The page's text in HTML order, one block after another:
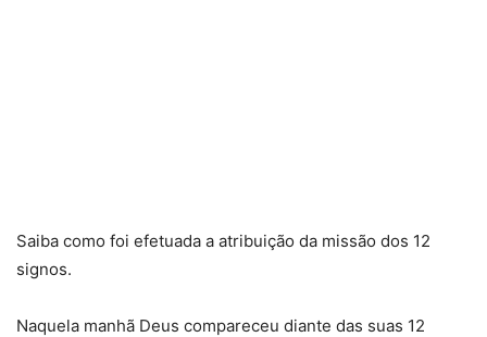
Saiba como foi efetuada a atribuição da missão dos 12
signos.
Naquela manhã Deus compareceu diante das suas 12